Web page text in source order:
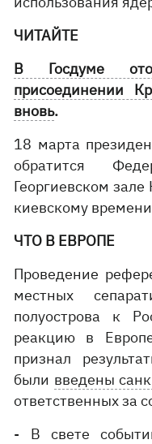
ЧИТАЙТЕ
В Госдуме
присоединении
вновь.
18 марта
обратится
Георгиевском
киевскому
ЧТО В ЕВРОПЕ
Проведение
местных
полуострова к
реакцию в
признал
были введены
ответственных за
- В свете